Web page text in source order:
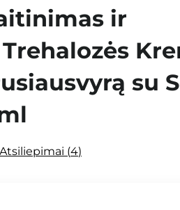
ir
su
Atsiliepimai 4